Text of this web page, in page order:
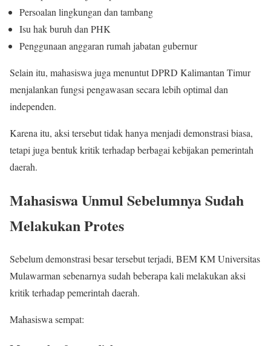
Persoalan lingkungan dan tambang
Isu hak buruh dan PHK
Penggunaan anggaran rumah jabatan gubernur
Selain itu, mahasiswa juga menuntut DPRD Kalimantan Timur
menjalankan fungsi pengawasan secara lebih optimal dan
independen.
Karena itu, aksi tersebut tidak hanya menjadi demonstrasi biasa,
tetapi juga bentuk kritik terhadap berbagai kebijakan pemerintah
daerah.
Mahasiswa Unmul Sebelumnya Sudah
Melakukan Protes
Sebelum demonstrasi besar tersebut terjadi, BEM KM Universitas
Mulawarman sebenarnya sudah beberapa kali melakukan aksi
kritik terhadap pemerintah daerah.
Mahasiswa sempat: